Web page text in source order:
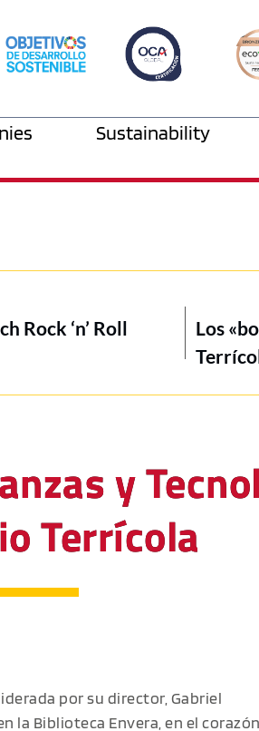
Sustainability
Rock ‘n’ Roll
Los
y
Terrícola
por su director, Gabriel
la Biblioteca Envera, en el corazón